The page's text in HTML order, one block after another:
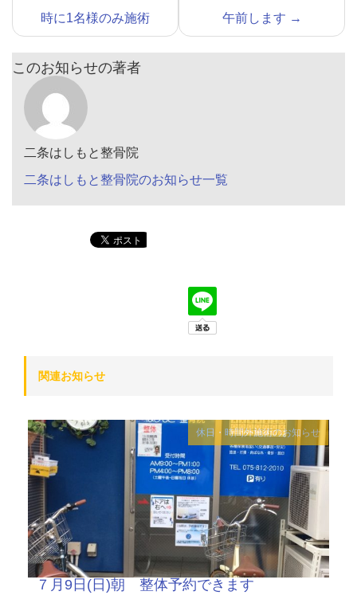
時に1名様のみ施術
午前します →
このお知らせの著者
二条はしもと整骨院
二条はしもと整骨院のお知らせ一覧
関連お知らせ
休日・時間外施術のお知らせ
７月9日(日)朝 整体予約できます